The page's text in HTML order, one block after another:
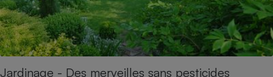
Jardinage - Des merveilles sans pesticides